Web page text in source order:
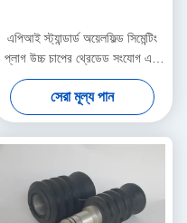
এপিআই স্ট্যান্ডার্ড অয়েলফিল্ড সিমেন্টিং
প্লাগ উচ্চ চাপের থ্রেডেড সংযোগ এবং
নির্ভরযোগ্য কূপ সিমেন্টিং প্রকল্পের জন্য
উচ্চ তাপমাত্রা প্রতিরোধী কর্মক্ষমতা
সেরা মূল্য পান